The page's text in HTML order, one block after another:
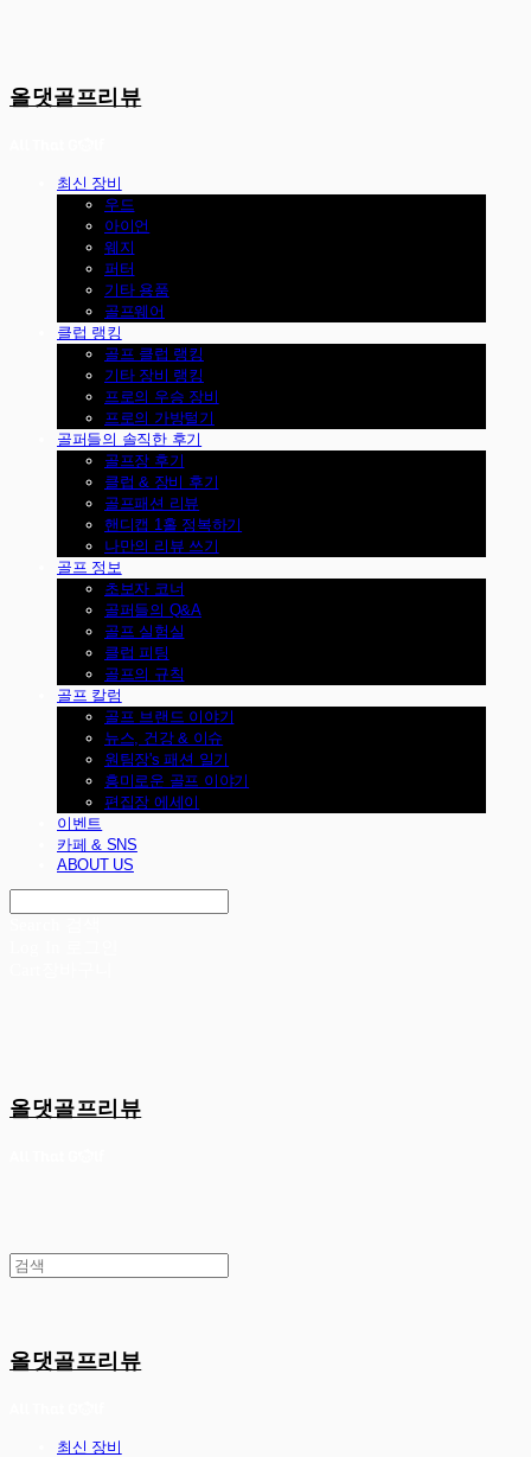
올댓골프리뷰
최신 장비
우드
아이언
웨지
퍼터
기타 용품
골프웨어
클럽 랭킹
골프 클럽 랭킹
기타 장비 랭킹
프로의 우승 장비
프로의 가방털기
골퍼들의 솔직한 후기
골프장 후기
클럽 & 장비 후기
골프패션 리뷰
핸디캡 1홀 정복하기
나만의 리뷰 쓰기
골프 정보
초보자 코너
골퍼들의 Q&A
골프 실험실
클럽 피팅
골프의 규칙
골프 칼럼
골프 브랜드 이야기
뉴스, 건강 & 이슈
원팀장's 패션 일기
흥미로운 골프 이야기
편집장 에세이
이벤트
카페 & SNS
ABOUT US
올댓골프리뷰
올댓골프리뷰
최신 장비